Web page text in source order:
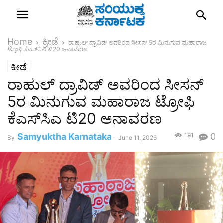
Home ಕ್ರೀಡೆ
ರಾಹುಲ್ ದ್ರಾವಿಡ್ ಅವರಿಂದ ಸೀಸನ್ 5ರ ಮಿನುಗುವ ಮಹಾರಾಜ
ಟ್ರೋಫಿ ಕೆಎಸ್‌ಸಿಎ ಟಿ20 ಅನಾವರಣ
ಕ್ರೀಡೆ
ರಾಹುಲ್ ದ್ರಾವಿಡ್ ಅವರಿಂದ ಸೀಸನ್
5ರ ಮಿನುಗುವ ಮಹಾರಾಜ ಟ್ರೋಫಿ
ಕೆಎಸ್‌ಸಿಎ ಟಿ20 ಅನಾವರಣ
By Samyuktha Karnataka - June 11, 2026 0
191